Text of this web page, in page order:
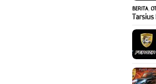
BERITA,